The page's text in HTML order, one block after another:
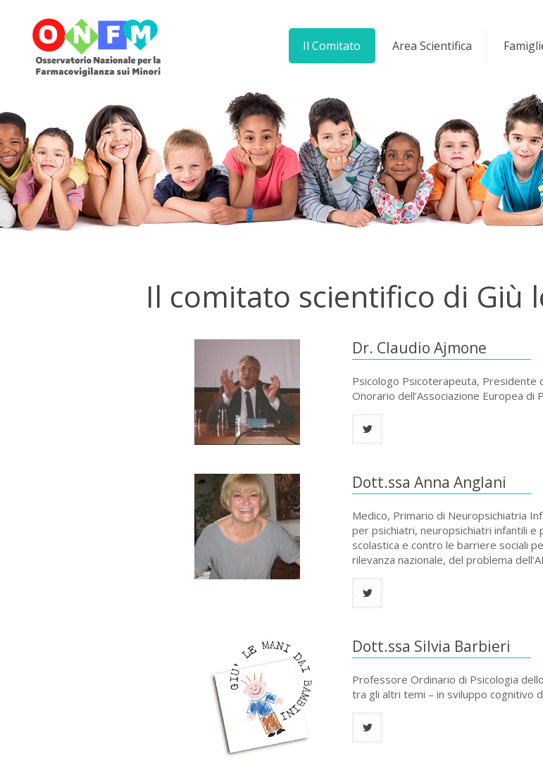
Il Comitato Area Scientifica
Il comitato scientifico di Giù
Dr. Claudio Ajmone
Psicologo Psicoterapeuta, Presidente
Onorario dell’Associazione Europea di
Dott.ssa Anna Anglani
Medico, Primario di Neuropsichiatria
per psichiatri, neuropsichiatri infantili e
scolastica e contro le barriere sociali
rilevanza nazionale, del problema
Dott.ssa Silvia Barbieri
Professore Ordinario di Psicologia
tra gli altri temi – in sviluppo cognitivo